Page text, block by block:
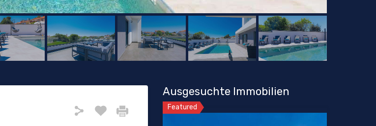
Ausgesuchte Immobilien
Featured